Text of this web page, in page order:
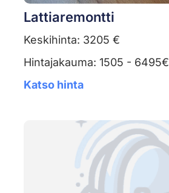
Lattiaremontti
Keskihinta: 3205 €
Hintajakauma: 1505 - 6495€
Katso hinta